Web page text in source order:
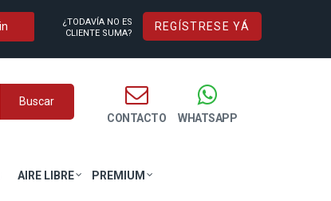
¿TODAVÍA NO ES
CLIENTE SUMA?
REGÍSTRESE YÁ
WHATSAPP
CONTACTO
Buscar
AIRE LIBRE PREMIUM